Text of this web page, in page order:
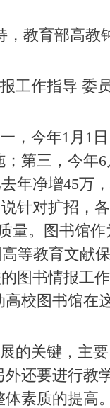
教育部高教
作指导 委
今年1月1
第三，今年
年净增45万
针对扩招，
量。图书馆
等教育文献
图书情报工
校图书馆在
关键，主
还要进行教
素质的提高